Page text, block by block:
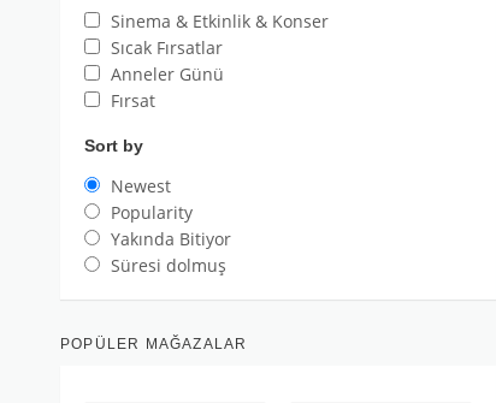
Sinema & Etkinlik & Konser
Sıcak Fırsatlar
Anneler Günü
Fırsat
Sort by
Newest
Popularity
Yakında Bitiyor
Süresi dolmuş
POPÜLER MAĞAZALAR